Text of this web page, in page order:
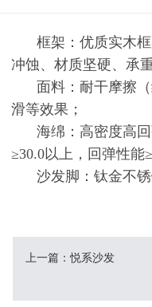
框架：优质实木
冲蚀、材质坚硬、承
面料：耐干摩擦
滑等效果；
海绵：高密度高
≥30.0以上，回弹性能
沙发脚：钛金不
上一篇：悦系沙发